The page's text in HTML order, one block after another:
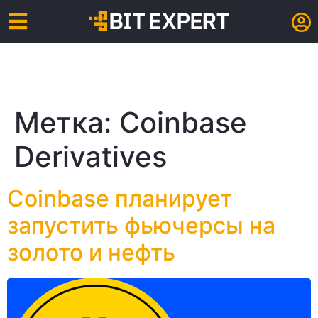
Метка: Coinbase
Derivatives
Coinbase планирует
запустить фьючерсы на
золото и нефть